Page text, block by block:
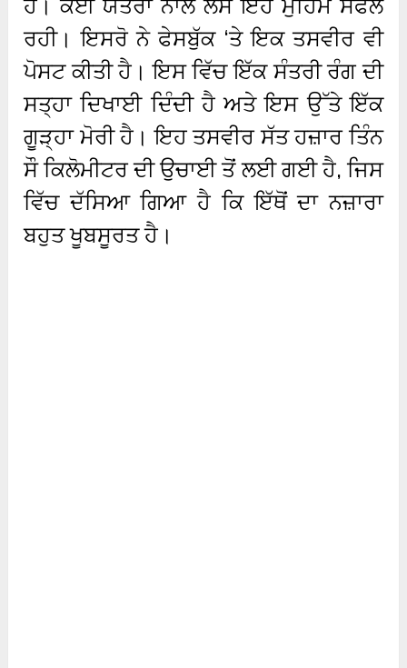
ਹੈ। ਕਈ ਯੰਤਰਾਂ ਨਾਲ ਲੈਸ ਇਹ ਮੁਹਿੰਮ ਸਫਲ
ਰਹੀ। ਇਸਰੋ ਨੇ ਫੇਸਬੁੱਕ ‘ਤੇ ਇਕ ਤਸਵੀਰ ਵੀ
ਪੋਸਟ ਕੀਤੀ ਹੈ। ਇਸ ਵਿੱਚ ਇੱਕ ਸੰਤਰੀ ਰੰਗ ਦੀ
ਸਤ੍ਹਾ ਦਿਖਾਈ ਦਿੰਦੀ ਹੈ ਅਤੇ ਇਸ ਉੱਤੇ ਇੱਕ
ਗੂੜ੍ਹਾ ਮੋਰੀ ਹੈ। ਇਹ ਤਸਵੀਰ ਸੱਤ ਹਜ਼ਾਰ ਤਿੰਨ
ਸੌ ਕਿਲੋਮੀਟਰ ਦੀ ਉਚਾਈ ਤੋਂ ਲਈ ਗਈ ਹੈ, ਜਿਸ
ਵਿੱਚ ਦੱਸਿਆ ਗਿਆ ਹੈ ਕਿ ਇੱਥੋਂ ਦਾ ਨਜ਼ਾਰਾ
ਬਹੁਤ ਖੂਬਸੂਰਤ ਹੈ।